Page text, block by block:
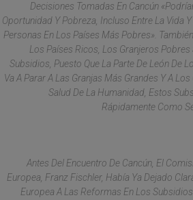
Decisiones Tomadas En Cancún
Oportunidad Y Pobreza, Incluso Entre La Vida
Personas En Los Países Más Pobres».
Los Países Ricos, Los Granjeros Pobres
Subsidios, Puesto Que La Parte De León De
Va A Parar A Las Granjas Más Grandes Y A
Salud De La Humanidad, Estos
Rápidamente Como
Antes Del Encuentro De Cancún, El
Europea, Franz Fischler, Había Ya Dejado
Europea A Las Reformas En Los